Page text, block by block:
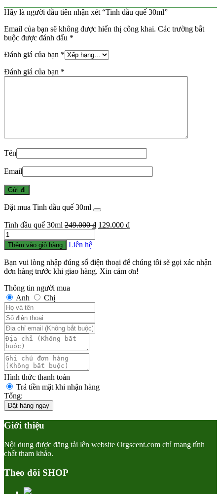
Hãy là người đầu tiên nhận xét “Tinh dầu quế 30ml”
Email của bạn sẽ không được hiển thị công khai. Các trường bắt
buộc được đánh dấu *
Đánh giá của bạn *
Đánh giá của bạn *
Tên
Email
Đặt mua Tinh dầu quế 30ml
Tinh dầu quế 30ml 249.000₫ Giá
129.000 ₫Giá
129.000 ₫.
Số
lượng
Thêm vào giỏ hàng Liên hệ
Bạn vui lòng nhập đúng số điện thoại để chúng tôi sẽ gọi xác nhận
đơn hàng trước khi giao hàng. Xin cảm ơn!
Thông tin người mua
Anh
Chị
Hình thức thanh toán
Trả tiền mặt khi nhận hàng
Tổng:
Đặt hàng ngay
Giới thiệu
Nội dung được đăng tải lên website Orgscent.com chỉ mang tính
chất tham khảo.
Theo dõi SHOP